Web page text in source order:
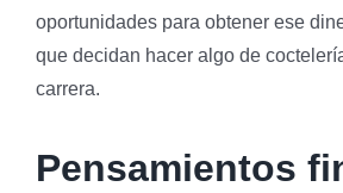
oportunidades para obtener ese
que decidan hacer algo de
carrera.
Pensamientos